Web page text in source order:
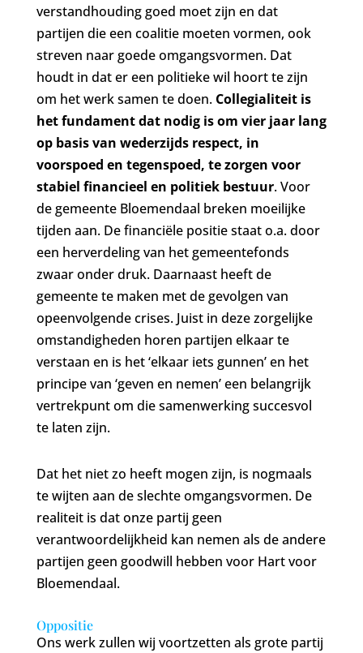
verstandhouding goed moet zijn en dat
partijen die een coalitie moeten vormen, ook
streven naar goede omgangsvormen. Dat
houdt in dat er een politieke wil hoort te zijn
om het werk samen te doen. Collegialiteit is
het fundament dat nodig is om vier jaar lang
op basis van wederzijds respect, in
voorspoed en tegenspoed, te zorgen voor
stabiel financieel en politiek bestuur. Voor
de gemeente Bloemendaal breken moeilijke
tijden aan. De financiële positie staat o.a. door
een herverdeling van het gemeentefonds
zwaar onder druk. Daarnaast heeft de
gemeente te maken met de gevolgen van
opeenvolgende crises. Juist in deze zorgelijke
omstandigheden horen partijen elkaar te
verstaan en is het ‘elkaar iets gunnen’ en het
principe van ‘geven en nemen’ een belangrijk
vertrekpunt om die samenwerking succesvol
te laten zijn.
Dat het niet zo heeft mogen zijn, is nogmaals
te wijten aan de slechte omgangsvormen. De
realiteit is dat onze partij geen
verantwoordelijkheid kan nemen als de andere
partijen geen goodwill hebben voor Hart voor
Bloemendaal.
Oppositie
Ons werk zullen wij voortzetten als grote partij